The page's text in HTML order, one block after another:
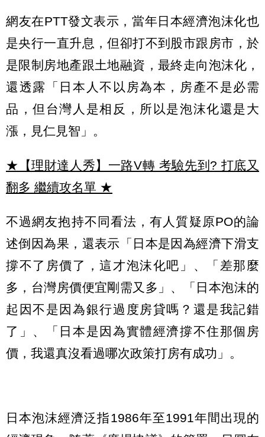
網友在PTT發文表示，當年日本經濟泡沫化也
是央行一直升息，但卻打不到股市跟房市，於
是限制房地產跟土地融資，最終走向泡沫化，
還透露「日本人不以房為本，房產不是必需
品，但台灣人是相反，所以是泡沫化還是大
漲，見仁見智」。
★【理財達人秀】一路V轉 考驗先到? 打底又
翻多 繼續攻名單 ★
不過網友抱持不同看法，有人質疑原PO的論
述倒因為果，還表示「日本是因為經濟下滑支
撐不了房價了，這才泡沫化吧」、「差那麼
多，台灣房價便宜剛需又多」、「日本泡沫的
起因不是因為銀行過度房貸嗎？還是我記錯
了」、「日本是因為實體經濟撐不住那個房
價，我還真沒看過哪次政策打房有成功」。
日本泡沫經濟泛指1986年至1991年間出現的